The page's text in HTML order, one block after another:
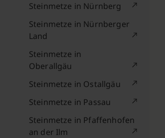
Steinmetze in Nürnberg
Steinmetze in Nürnberger
Land
Steinmetze in
Oberallgäu
Steinmetze in Ostallgäu
Steinmetze in Passau
Steinmetze in Pfaffenhofen
an der Ilm